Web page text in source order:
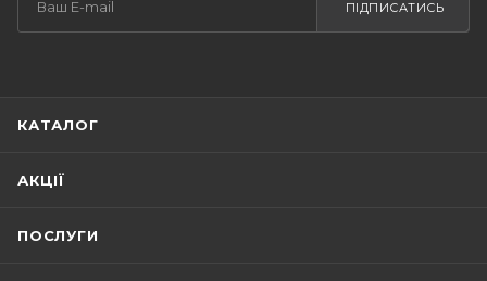
ПІДПИСАТИСЬ
КАТАЛОГ
АКЦІЇ
ПОСЛУГИ